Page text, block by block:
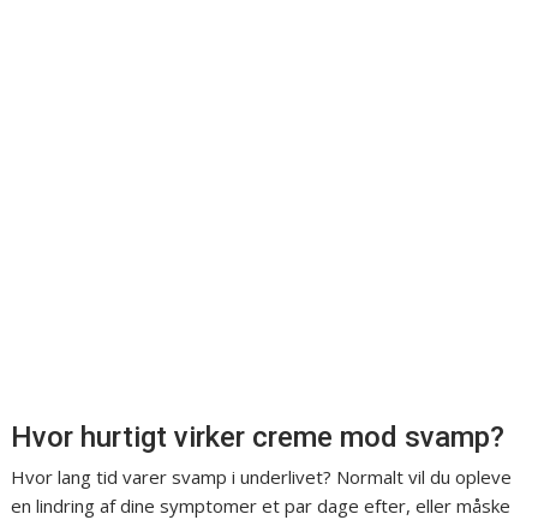
Hvor hurtigt virker creme mod svamp?
Hvor lang tid varer svamp i underlivet? Normalt vil du opleve
en lindring af dine symptomer et par dage efter, eller måske